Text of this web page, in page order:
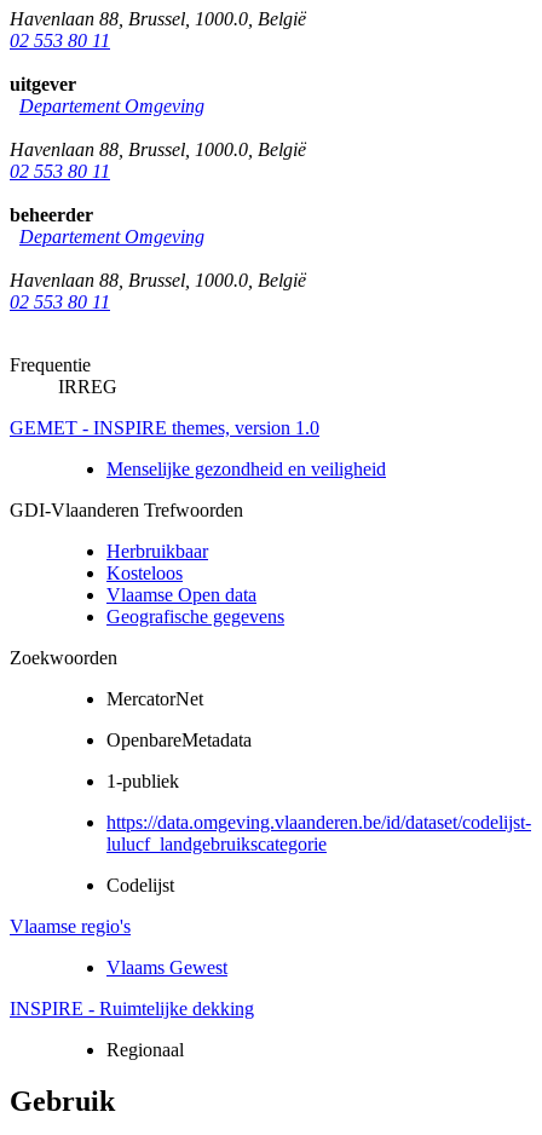
Havenlaan 88 Brussel 1000.0 België
02 553 80 11
uitgever
Departement Omgeving
Havenlaan 88 Brussel 1000.0 België
02 553 80 11
beheerder
Departement Omgeving
Havenlaan 88 Brussel 1000.0 België
02 553 80 11
Frequentie
IRREG
GEMET - INSPIRE themes, version 1.0
Menselijke gezondheid en veiligheid
GDI-Vlaanderen Trefwoorden
Herbruikbaar
Kosteloos
Vlaamse Open data
Geografische gegevens
Zoekwoorden
MercatorNet
OpenbareMetadata
1-publiek
https://data.omgeving.vlaanderen.be/id/dataset/codelijst-
lulucf_landgebruikscategorie
Codelijst
Vlaamse regio's
Vlaams Gewest
INSPIRE - Ruimtelijke dekking
Regionaal
Gebruik